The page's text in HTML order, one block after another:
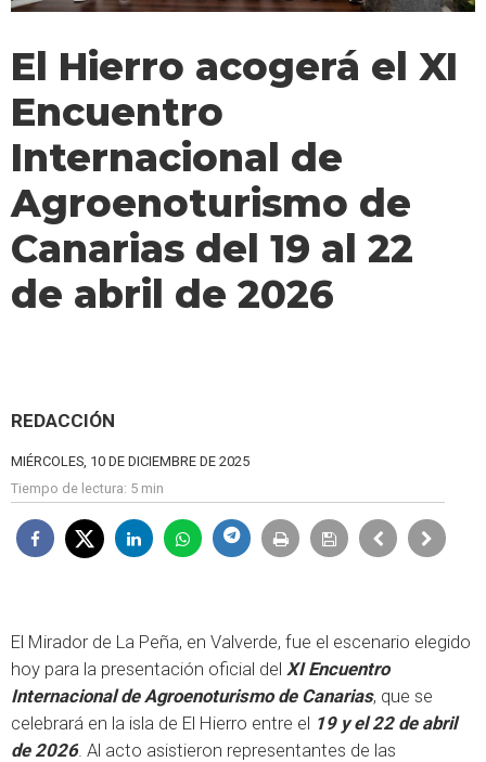
El Hierro acogerá el XI
Encuentro
Internacional de
Agroenoturismo de
Canarias del 19 al 22
de abril de 2026
REDACCIÓN
MIÉRCOLES, 10 DE DICIEMBRE DE 2025
Tiempo de lectura: 5 min
El Mirador de La Peña, en Valverde, fue el escenario elegido
hoy para la presentación oficial del XI Encuentro
Internacional de Agroenoturismo de Canarias, que se
celebrará en la isla de El Hierro entre el 19 y el 22 de abril
de 2026. Al acto asistieron representantes de las